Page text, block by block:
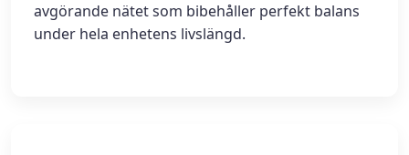
avgörande nätet som bibehåller perfekt balans
under hela enhetens livslängd.